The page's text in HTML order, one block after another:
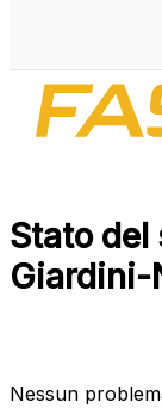
Stato del
Giardini-
Nessun